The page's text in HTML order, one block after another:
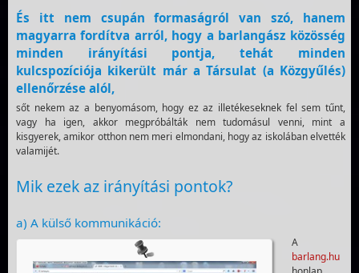
És itt nem csupán formaságról van szó, hanem
magyarra fordítva arról, hogy a barlangász közösség
minden irányítási pontja, tehát minden
kulcspozíciója kikerült már a Társulat (a Közgyűlés)
ellenőrzése alól,
sőt nekem az a benyomásom, hogy ez az illetékeseknek fel sem tűnt,
vagy ha igen, akkor megpróbálták nem tudomásul venni, mint a
kisgyerek, amikor otthon nem meri elmondani, hogy az iskolában elvették
valamijét.
Mik ezek az irányítási pontok?
a) A külső kommunikáció:
A
barlang.hu